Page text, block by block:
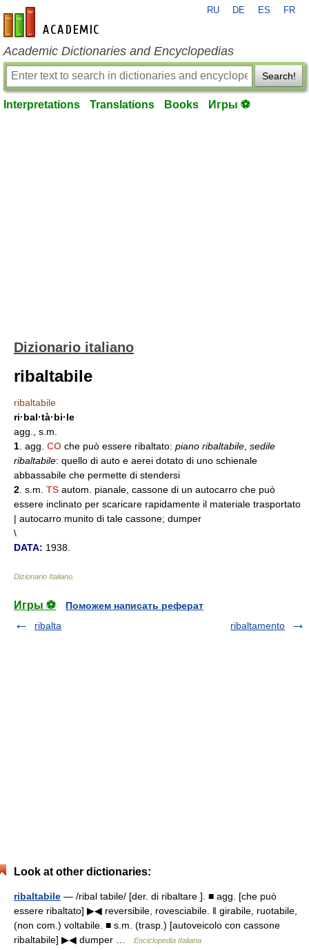
en-academic.com
RU DE ES FR
Academic Dictionaries and Encyclopedias
Search!
Interpretations Translations Books Игры ⚽
Dizionario italiano
ribaltabile
ribaltabile
ri·bal·tà·bi·le
agg., s.m.
1 . agg. CO che può essere ribaltato: piano ribaltabile sedile
ribaltabile: quello di auto e aerei dotato di uno schienale
abbassabile che permette di stendersi
2 . s.m. TS autom. pianale, cassone di un autocarro che può
essere inclinato per scaricare rapidamente il materiale trasportato
| autocarro munito di tale cassone; dumper
\
DATA: 1938.
Dizionario Italiano
Игры ⚽
Поможем написать реферат
ribalta
ribaltamento
Look at other dictionaries:
ribaltabile — /ribal tabile/ [der. di ribaltare ]. ■ agg. [che può
essere ribaltato] ▶◀ reversibile, rovesciabile. ‖ girabile, ruotabile,
(non com.) voltabile. ■ s.m. (trasp.) [autoveicolo con cassone
ribaltabile] ▶◀ dumper …
Enciclopedia Italiana